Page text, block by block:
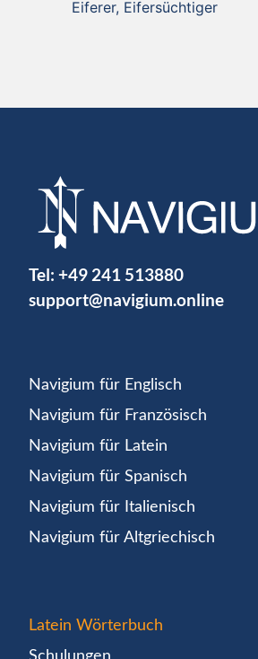
Eiferer, Eifersüchtiger
Tel: +49 241 513880
support@navigium.online
Navigium für Englisch
Navigium für Französisch
Navigium für Latein
Navigium für Spanisch
Navigium für Italienisch
Navigium für Altgriechisch
Latein Wörterbuch